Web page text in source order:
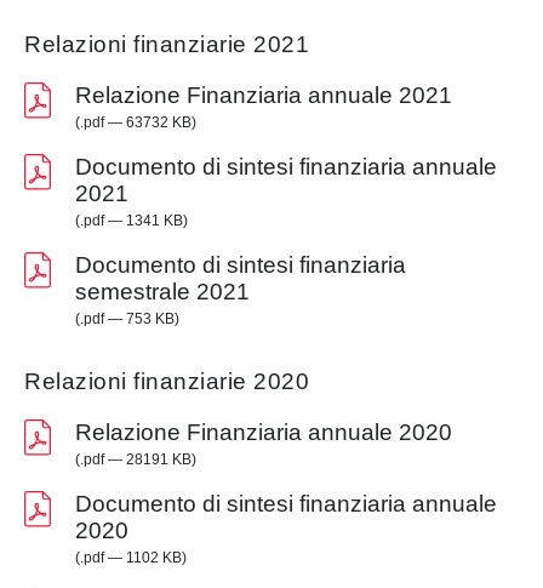
Relazioni finanziarie 2021
Relazione Finanziaria annuale 2021
(.pdf — 63732 KB)
Documento di sintesi finanziaria annuale
2021
(.pdf — 1341 KB)
Documento di sintesi finanziaria
semestrale 2021
(.pdf — 753 KB)
Relazioni finanziarie 2020
Relazione Finanziaria annuale 2020
(.pdf — 28191 KB)
Documento di sintesi finanziaria annuale
2020
(.pdf — 1102 KB)